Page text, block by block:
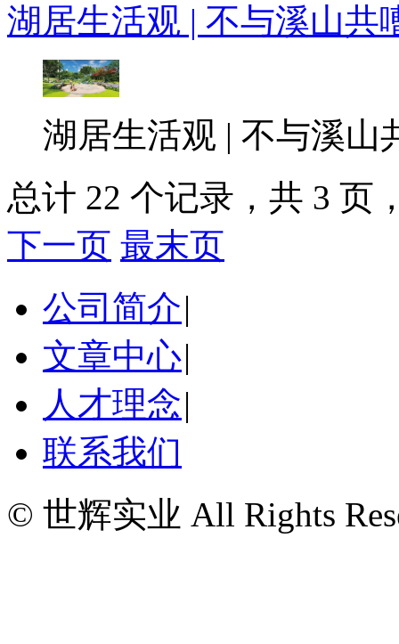
湖居生活观 | 不与溪山共
湖居生活观 | 不与溪山
总计 22 个记录，共 3 页
下一页 最末页
公司简介|
文章中心|
人才理念|
联系我们
© 世辉实业 All Rights